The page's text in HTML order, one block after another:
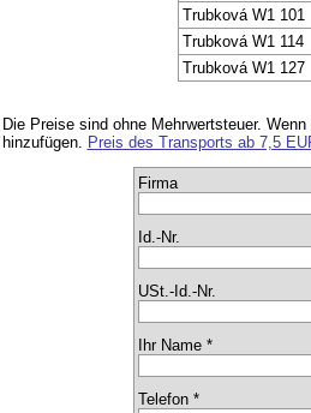
Trubková W1 101
Trubková W1 114
Trubková W1 127
Die Preise sind ohne Mehrwertsteuer.
hinzufügen. Preis des Transports ab 7,5
Firma
Id.-Nr.
USt.-Id.-Nr.
Ihr Name *
Telefon *